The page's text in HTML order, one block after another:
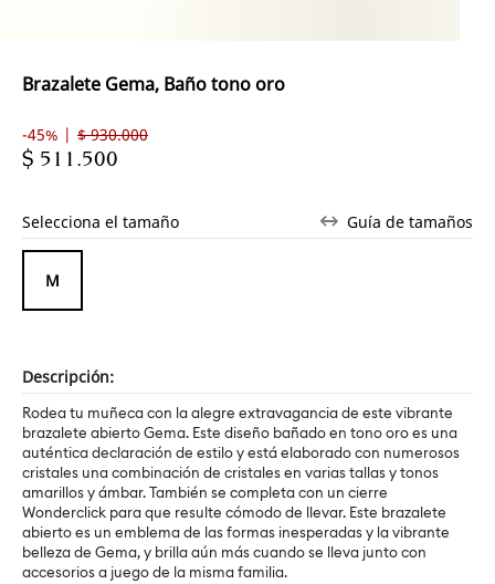
Brazalete Gema, Baño tono oro
-45% | $ 930.000
$ 511.500
Selecciona el tamaño Guía de tamaños
M
Descripción:
Rodea tu muñeca con la alegre extravagancia de este vibrante
brazalete abierto Gema. Este diseño bañado en tono oro es una
auténtica declaración de estilo y está elaborado con numerosos
cristales una combinación de cristales en varias tallas y tonos
amarillos y ámbar. También se completa con un cierre
Wonderclick para que resulte cómodo de llevar. Este brazalete
abierto es un emblema de las formas inesperadas y la vibrante
belleza de Gema, y brilla aún más cuando se lleva junto con
accesorios a juego de la misma familia.